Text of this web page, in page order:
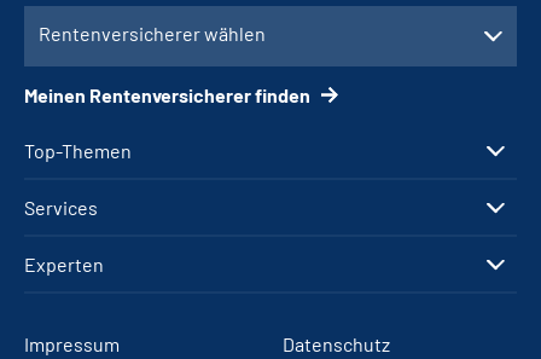
Top-Themen
Services
Experten
Rentenversicherer wählen
Meinen Rentenversicherer finden
Impressum
Datenschutz